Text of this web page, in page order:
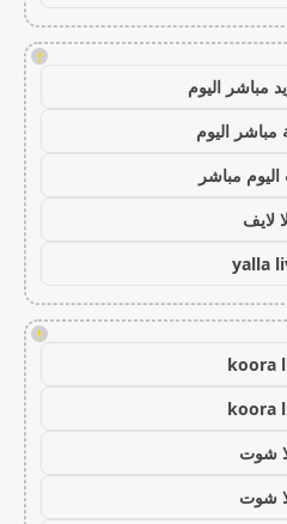
!
مباشر اليوم
مباشر اليوم
اليوم مباشر
لايف
yalla
!
koora
koora
شوت
شوت